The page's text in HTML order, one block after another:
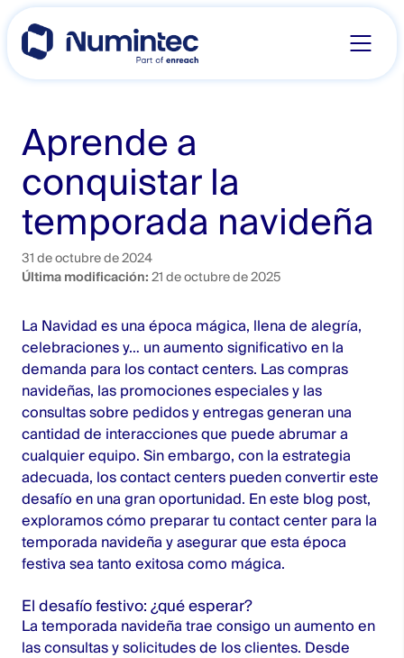
Skip
content
Aprende a
conquistar la
temporada navideña
31 de octubre de 2024
Última modificación: 21 de octubre de 2025
La Navidad es una época mágica, llena de alegría,
celebraciones y… un aumento significativo en la
demanda para los contact centers. Las compras
navideñas, las promociones especiales y las
consultas sobre pedidos y entregas generan una
cantidad de interacciones que puede abrumar a
cualquier equipo. Sin embargo, con la estrategia
adecuada, los contact centers pueden convertir este
desafío en una gran oportunidad. En este blog post,
exploramos cómo preparar tu contact center para la
temporada navideña y asegurar que esta época
festiva sea tanto exitosa como mágica.
El desafío festivo: ¿qué esperar?
La temporada navideña trae consigo un aumento en
las consultas y solicitudes de los clientes. Desde